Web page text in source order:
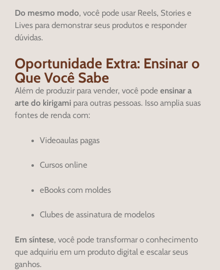
Do mesmo modo, você pode usar Reels, Stories e
Lives para demonstrar seus produtos e responder
dúvidas.
Oportunidade Extra: Ensinar o
Que Você Sabe
Além de produzir para vender, você pode ensinar a
arte do kirigami para outras pessoas. Isso amplia suas
fontes de renda com:
Videoaulas pagas
Cursos online
eBooks com moldes
Clubes de assinatura de modelos
Em síntese, você pode transformar o conhecimento
que adquiriu em um produto digital e escalar seus
ganhos.